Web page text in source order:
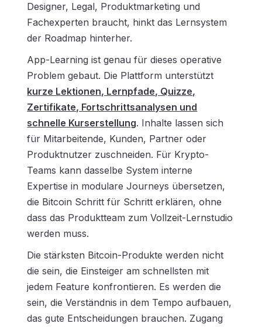
Designer, Legal, Produktmarketing und
Fachexperten braucht, hinkt das Lernsystem
der Roadmap hinterher.
App-Learning ist genau für dieses operative
Problem gebaut. Die Plattform unterstützt
kurze Lektionen, Lernpfade, Quizze,
Zertifikate, Fortschrittsanalysen und
schnelle Kurserstellung. Inhalte lassen sich
für Mitarbeitende, Kunden, Partner oder
Produktnutzer zuschneiden. Für Krypto-
Teams kann dasselbe System interne
Expertise in modulare Journeys übersetzen,
die Bitcoin Schritt für Schritt erklären, ohne
dass das Produktteam zum Vollzeit-Lernstudio
werden muss.
Die stärksten Bitcoin-Produkte werden nicht
die sein, die Einsteiger am schnellsten mit
jedem Feature konfrontieren. Es werden die
sein, die Verständnis in dem Tempo aufbauen,
das gute Entscheidungen brauchen. Zugang